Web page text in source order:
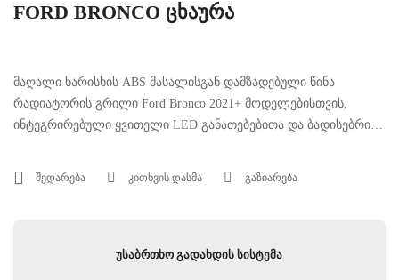
FORD BRONCO ცხაურა
მაღალი ხარისხის ABS მასალისგან დამზადებული წინა
რადიატორის გრილი Ford Bronco 2021+ მოდელებისთვის,
ინტეგრირებული ყვითელი LED განათებებითა და ბადისებრი
შედარება კითხვის დასმა გაზიარება
უსაბრთხო გადახდის სისტემა